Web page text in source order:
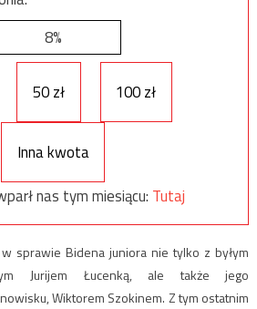
8%
50 zł 100 zł
Inna kwota
nas tym miesiącu: Tutaj
w sprawie Bidena juniora nie tylko z byłym
Jurijem Łucenką, ale także jego
Wiktorem Szokinem. Z tym ostatnim